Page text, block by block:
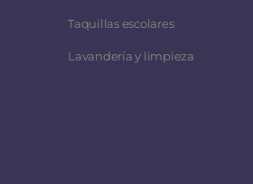
Taquillas escolares
Lavandería y limpieza